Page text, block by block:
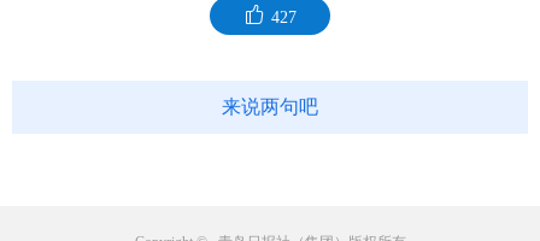
427
来说两句吧